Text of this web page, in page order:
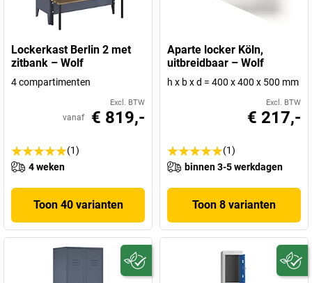
Lockerkast Berlin 2 met
zitbank – Wolf
4 compartimenten
Excl. BTW
vanaf € 819,-
(1)
4 weken
Toon 40 varianten
Aparte locker Köln,
uitbreidbaar – Wolf
h x b x d = 400 x 400 x 500 mm
Excl. BTW
€ 217,-
(1)
binnen 3-5 werkdagen
Toon 8 varianten